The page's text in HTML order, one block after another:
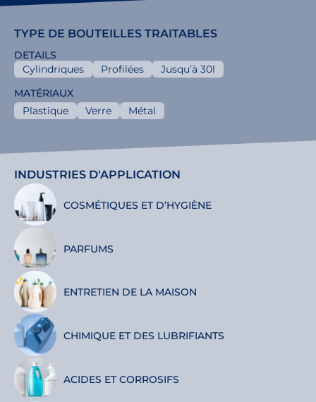
TYPE DE BOUTEILLES TRAITABLES
DETAILS
Cylindriques
Profilées
Jusqu’à 30l
MATÉRIAUX
Plastique
Verre Métal
INDUSTRIES D'APPLICATION
COSMÉTIQUES ET D’HYGIÈNE
PARFUMS
ENTRETIEN DE LA MAISON
CHIMIQUE ET DES LUBRIFIANTS
ACIDES ET CORROSIFS